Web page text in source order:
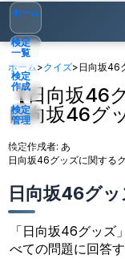
ホーム
検定
一覧
検定
作成
検定
管理
ゲスト▾
ホーム>クイズ> 日向坂46
【日向坂46
日向坂46グ
検定作成者: あ
日向坂46グッズに関するク
日向坂46グ
「日向坂46グッズ
べての問題に回答